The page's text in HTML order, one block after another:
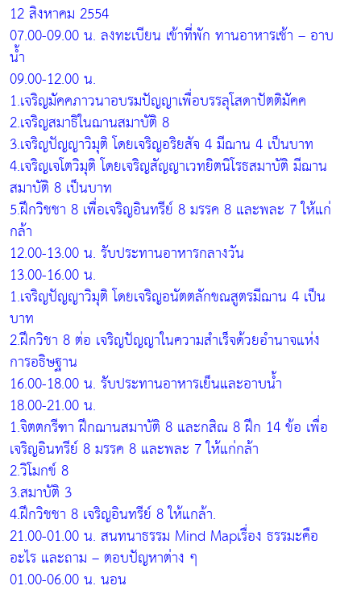
12 สิงหาคม 2554
07.00-09.00 น. ลงทะเบียน เข้าที่พัก ทานอาหารเช้า – อาบ
น้ำ
09.00-12.00 น.
1.เจริญมัคคภาวนาอบรมปัญญาเพื่อบรรลุโสดาปัตติมัคค
2.เจริญสมาธิในฌานสมาบัติ 8
3.เจริญปัญญาวิมุติ โดยเจริญอริยสัจ 4 มีฌาน 4 เป็นบาท
4.เจริญเจโตวิมุติ โดยเจริญสัญญาเวทยิตนิโรธสมาบัติ มีฌาน
สมาบัติ 8 เป็นบาท
5.ฝึกวิชชา 8 เพื่อเจริญอินทรีย์ 8 มรรค 8 และพละ 7 ให้แก่
กล้า
12.00-13.00 น. รับประทานอาหารกลางวัน
13.00-16.00 น.
1.เจริญปัญญาวิมุติ โดยเจริญอนัตตลักขณสูตรมีฌาน 4 เป็น
บาท
2.ฝึกวิชา 8 ต่อ เจริญปัญญาในความสำเร็จด้วยอำนาจแห่ง
การอธิษฐาน
16.00-18.00 น. รับประทานอาหารเย็นและอาบน้ำ
18.00-21.00 น.
1.จิตตกรีฑา ฝึกฌานสมาบัติ 8 และกสิณ 8 ฝึก 14 ข้อ เพื่อ
เจริญอินทรีย์ 8 มรรค 8 และพละ 7 ให้แก่กล้า
2.วิโมกข์ 8
3.สมาบัติ 3
4.ฝึกวิชชา 8 เจริญอินทรีย์ 8 ให้แกล้า.
21.00-01.00 น. สนทนาธรรม Mind Mapเรื่อง ธรรมะคือ
อะไร และถาม – ตอบปัญหาต่าง ๆ
01.00-06.00 น. นอน